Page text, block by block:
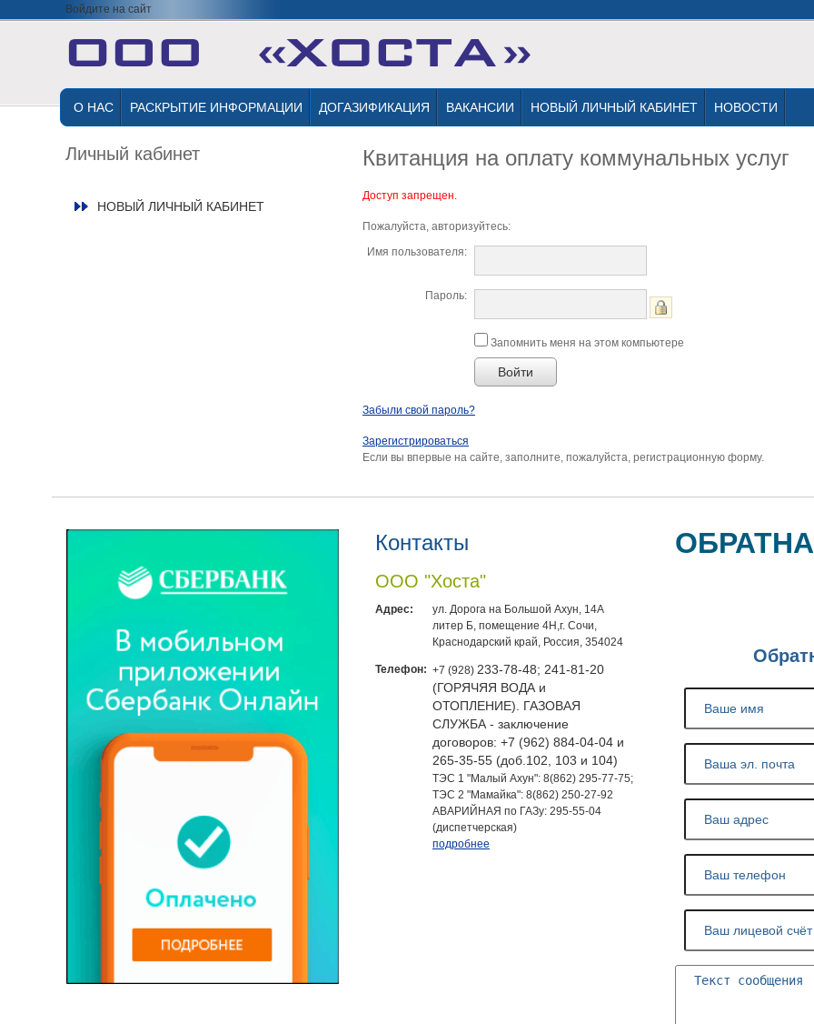
Войдите на сайт
О НАС РАСКРЫТИЕ ИНФОРМАЦИИ ДОГАЗИФИКАЦИЯ ВАКАНСИИ НОВЫЙ ЛИЧНЫЙ КАБИНЕТ НОВОСТИ
Личный кабинет
НОВЫЙ ЛИЧНЫЙ КАБИНЕТ
Квитанция на оплату коммунальных услуг
Доступ запрещен.
Пожалуйста, авторизуйтесь:
Имя пользователя:
Пароль:
Запомнить меня на этом компьютере
Войти
Забыли свой пароль?
Зарегистрироваться
Если вы впервые на сайте, заполните, пожалуйста, регистрационную форму.
Контакты
ООО "Хоста"
Адрес:
ул. Дорога на Большой Ахун, 14А
литер Б, помещение 4Н,г. Сочи,
Краснодарский край, Россия, 354024
Телефон: +7 (928) 233-78-48; 241-81-20
(ГОРЯЧЯЯ ВОДА и
ОТОПЛЕНИЕ). ГАЗОВАЯ
СЛУЖБА - заключение
договоров: +7 (962) 884-04-04 и
265-35-55 (доб.102, 103 и 104)
ТЭС 1 "Малый Ахун": 8(862) 295-77-75;
ТЭС 2 "Мамайка": 8(862) 250-27-92
АВАРИЙНАЯ по ГАЗу: 295-55-04
(диспетчерская)
подробнее